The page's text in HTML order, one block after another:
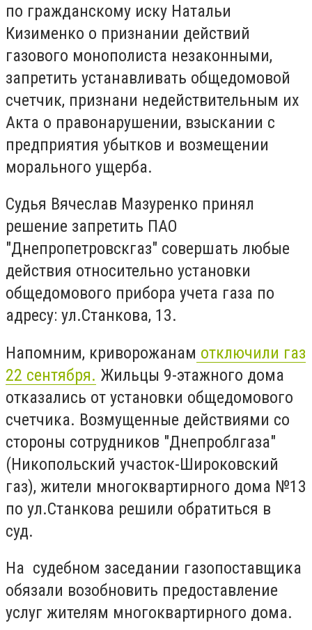
по гражданскому иску Натальи
Кизименко о признании действий
газового монополиста незаконными,
запретить устанавливать общедомовой
счетчик, признани недействительным их
Акта о правонарушении, взыскании с
предприятия убытков и возмещении
морального ущерба.
Судья Вячеслав Мазуренко принял
решение запретить ПАО
"Днепропетровскгаз" совершать любые
действия относительно установки
общедомового прибора учета газа по
адресу: ул.Станкова, 13.
Напомним, криворожанам отключили газ
22 сентября. Жильцы 9-этажного дома
отказались от установки общедомового
счетчика. Возмущенные действиями со
стороны сотрудников "Днепроблгаза"
(Никопольский участок-Широковский
газ), жители многоквартирного дома №13
по ул.Станкова решили обратиться в
суд.
На судебном заседании газопоставщика
обязали возобновить предоставление
услуг жителям многоквартирного дома.